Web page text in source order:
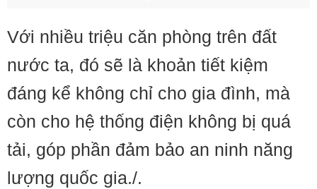
Với nhiều triệu căn phòng trên đất
nước ta, đó sẽ là khoản tiết kiệm
đáng kể không chỉ cho gia đình, mà
còn cho hệ thống điện không bị quá
tải, góp phần đảm bảo an ninh năng
lượng quốc gia./.